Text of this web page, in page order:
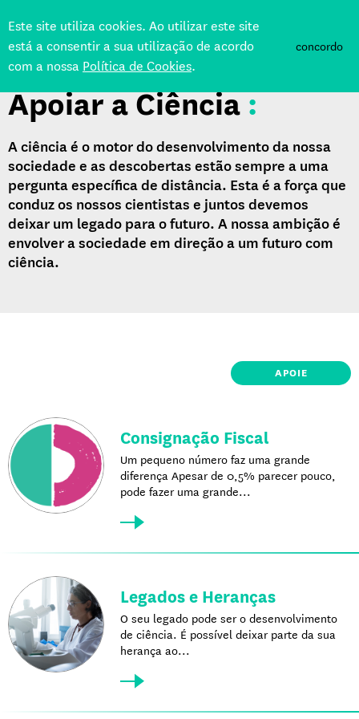
Este site utiliza cookies. Ao utilizar este site
está a consentir a sua utilização de acordo
com a nossa Política de Cookies.
concordo
Apoiar a Ciência:
A ciência é o motor do desenvolvimento da nossa
sociedade e as descobertas estão sempre a uma
pergunta específica de distância. Esta é a força que
conduz os nossos cientistas e juntos devemos
deixar um legado para o futuro. A nossa ambição é
envolver a sociedade em direção a um futuro com
ciência.
APOIE
Consignação Fiscal
Um pequeno número faz uma grande
diferença Apesar de 0,5% parecer pouco,
pode fazer uma grande...
Legados e Heranças
O seu legado pode ser o desenvolvimento
de ciência. É possível deixar parte da sua
herança ao...